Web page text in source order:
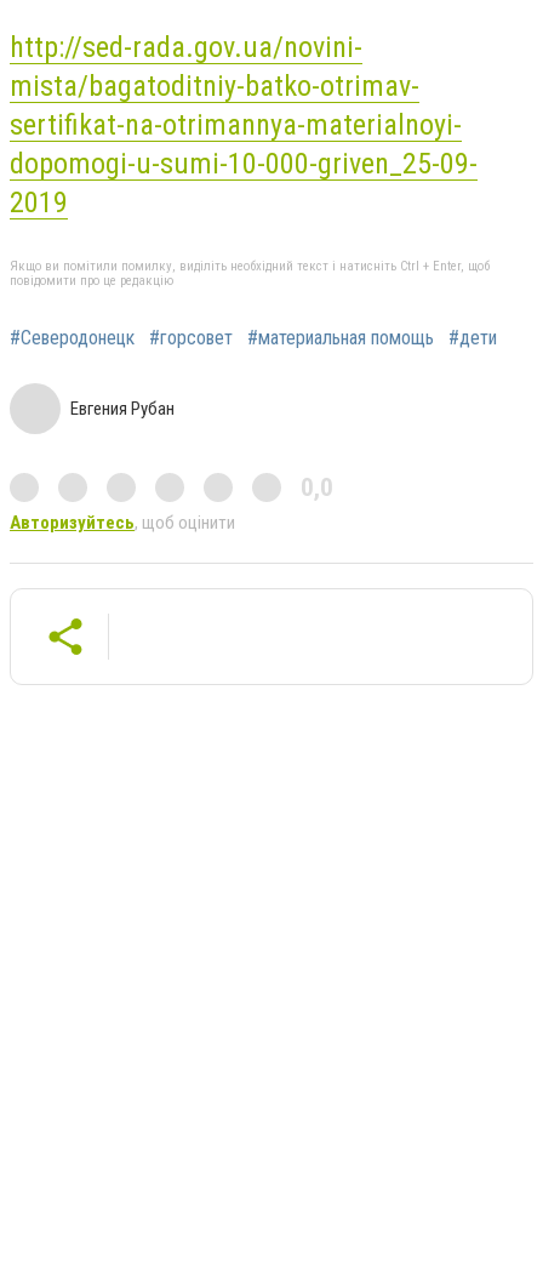
http://sed-rada.gov.ua/novini-
mista/bagatoditniy-batko-otrimav-
sertifikat-na-otrimannya-materialnoyi-
dopomogi-u-sumi-10-000-griven_25-09-
2019
Якщо ви помітили помилку, виділіть необхідний текст і натисніть Ctrl + Enter, щоб
повідомити про це редакцію
#Северодонецк #горсовет #материальная помощь #дети
Евгения Рубан
0,0
Авторизуйтесь, щоб оцінити